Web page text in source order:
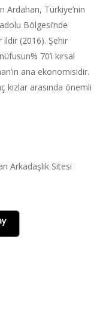
Ardahan, Türkiye’nin
Bölgesi’nde
ildir (2016). Şehir
70’i kırsal
ana ekonomisidir.
kızlar arasında önemli
Arkadaşlık Sitesi